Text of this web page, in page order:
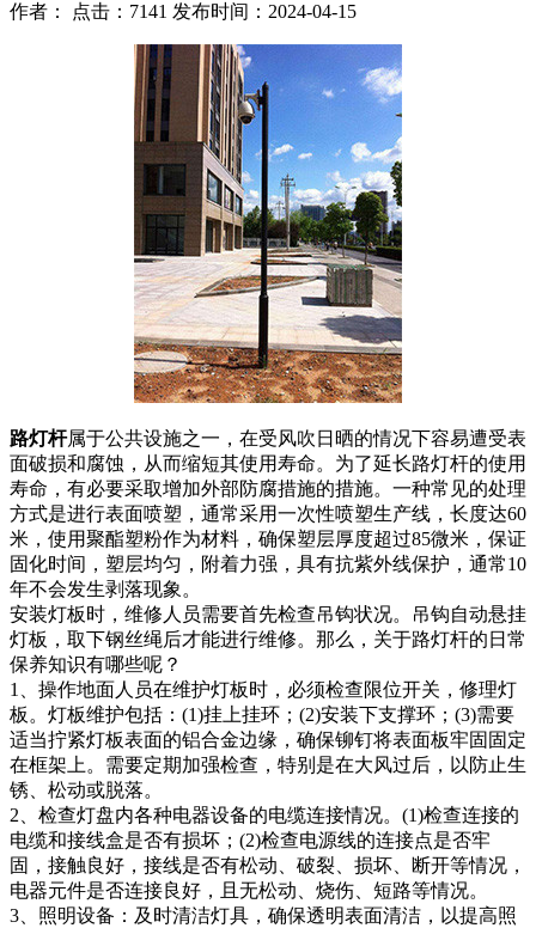
作者： 点击：7141 发布时间：2024-04-15
路灯杆属于公共设施之一，在受风吹日晒的情况下容易遭受表
面破损和腐蚀，从而缩短其使用寿命。为了延长路灯杆的使用
寿命，有必要采取增加外部防腐措施的措施。一种常见的处理
方式是进行表面喷塑，通常采用一次性喷塑生产线，长度达60
米，使用聚酯塑粉作为材料，确保塑层厚度超过85微米，保证
固化时间，塑层均匀，附着力强，具有抗紫外线保护，通常10
年不会发生剥落现象。
安装灯板时，维修人员需要首先检查吊钩状况。吊钩自动悬挂
灯板，取下钢丝绳后才能进行维修。那么，关于路灯杆的日常
保养知识有哪些呢？
1、操作地面人员在维护灯板时，必须检查限位开关，修理灯
板。灯板维护包括：(1)挂上挂环；(2)安装下支撑环；(3)需要
适当拧紧灯板表面的铝合金边缘，确保铆钉将表面板牢固固定
在框架上。需要定期加强检查，特别是在大风过后，以防止生
锈、松动或脱落。
2、检查灯盘内各种电器设备的电缆连接情况。(1)检查连接的
电缆和接线盒是否有损坏；(2)检查电源线的连接点是否牢
固，接触良好，接线是否有松动、破裂、损坏、断开等情况，
电器元件是否连接良好，且无松动、烧伤、短路等情况。
3、照明设备：及时清洁灯具，确保透明表面清洁，以提高照